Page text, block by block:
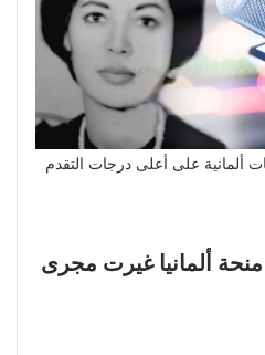
ألمانية على أعلى درجات التقدم
ألمانيا غيرت مجرى